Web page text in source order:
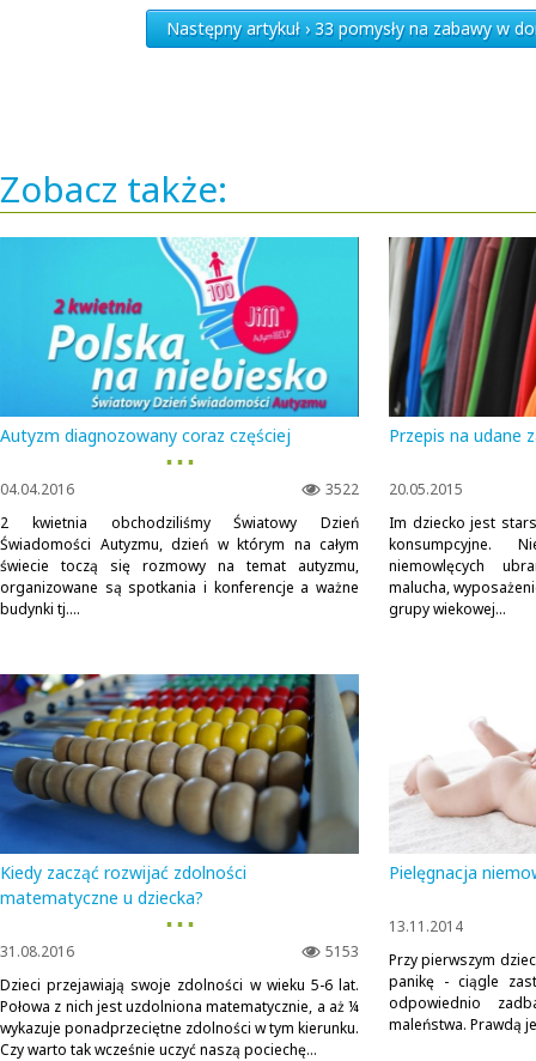
Następny artykuł › 33 pomysły na zabawy w
Zobacz także:
Autyzm diagnozowany coraz częściej
▪ ▪ ▪
3522
04.04.2016
2 kwietnia obchodziliśmy Światowy Dzień
Świadomości Autyzmu, dzień w którym na całym
świecie toczą się rozmowy na temat autyzmu,
organizowane są spotkania i konferencje a ważne
budynki tj....
Przepis na udane
20.05.2015
Im dziecko jest
konsumpcyjne.
niemowlęcych
malucha,
grupy wiekowej...
Kiedy zacząć rozwijać zdolności
matematyczne u dziecka?
▪ ▪ ▪
5153
31.08.2016
Dzieci przejawiają swoje zdolności w wieku 5-6 lat.
Połowa z nich jest uzdolniona matematycznie, a aż ¼
wykazuje ponadprzeciętne zdolności w tym kierunku.
Czy warto tak wcześnie uczyć naszą pociechę...
Pielęgnacja
13.11.2014
Przy pierwszym
panikę - ciągle
odpowiednio
maleństwa. Prawdą